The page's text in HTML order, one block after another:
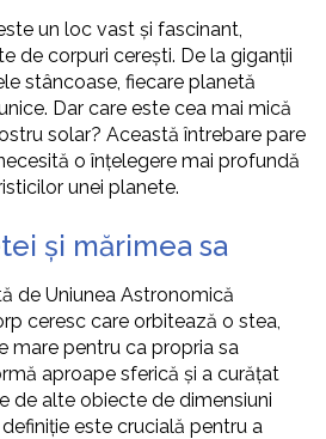
un loc vast și fascinant,
de corpuri cerești. De la giganții
stâncoase, fiecare planetă
Dar care este cea mai mică
solar? Această întrebare pare
o înțelegere mai profundă
unei planete.
și mărimea sa
de Uniunea Astronomică
ceresc care orbitează o stea,
mare pentru ca propria sa
aproape sferică și a curățat
de alte obiecte de dimensiuni
este crucială pentru a